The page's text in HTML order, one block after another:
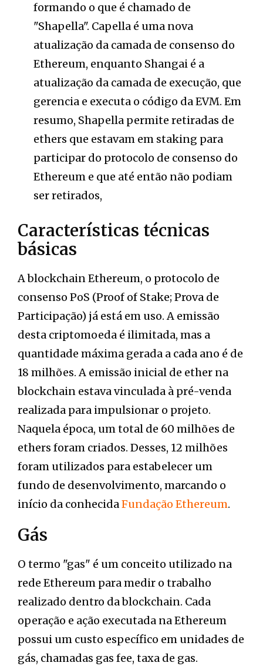
formando o que é chamado de
"Shapella". Capella é uma nova
atualização da camada de consenso do
Ethereum, enquanto Shangai é a
atualização da camada de execução, que
gerencia e executa o código da EVM. Em
resumo, Shapella permite retiradas de
ethers que estavam em staking para
participar do protocolo de consenso do
Ethereum e que até então não podiam
ser retirados,
Características técnicas
básicas
A blockchain Ethereum, o protocolo de
consenso PoS (Proof of Stake; Prova de
Participação) já está em uso. A emissão
desta criptomoeda é ilimitada, mas a
quantidade máxima gerada a cada ano é de
18 milhões. A emissão inicial de ether na
blockchain estava vinculada à pré-venda
realizada para impulsionar o projeto.
Naquela época, um total de 60 milhões de
ethers foram criados. Desses, 12 milhões
foram utilizados para estabelecer um
fundo de desenvolvimento, marcando o
início da conhecidaFundação Ethereum.
Gás
O termo "gas" é um conceito utilizado na
rede Ethereum para medir o trabalho
realizado dentro da blockchain. Cada
operação e ação executada na Ethereum
possui um custo específico em unidades de
gás, chamadas gas fee, taxa de gas.